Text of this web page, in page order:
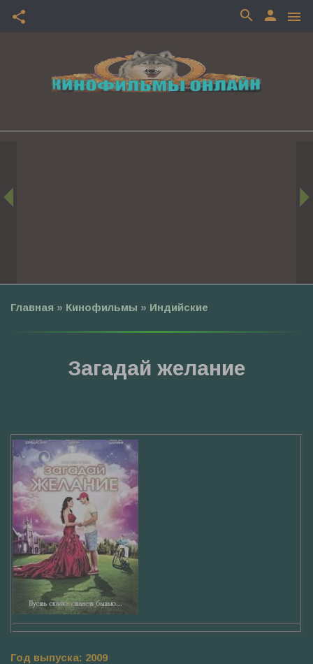
share menu
person
search
Главная » Кинофильмы » Индийские
Загадай желание
Год выпуска: 2009